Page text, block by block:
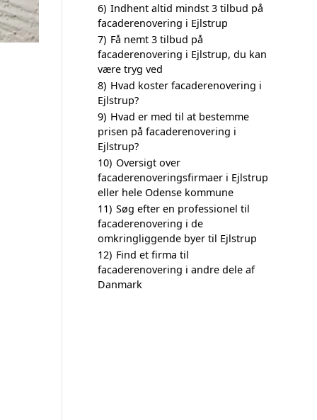
6) Indhent altid mindst 3 tilbud på
facaderenovering i Ejlstrup
7) Få nemt 3 tilbud på
facaderenovering i Ejlstrup, du kan
være tryg ved
8) Hvad koster facaderenovering i
Ejlstrup?
9) Hvad er med til at bestemme
prisen på facaderenovering i
Ejlstrup?
10) Oversigt over
facaderenoveringsfirmaer i Ejlstrup
eller hele Odense kommune
11) Søg efter en professionel til
facaderenovering i de
omkringliggende byer til Ejlstrup
12) Find et firma til
facaderenovering i andre dele af
Danmark